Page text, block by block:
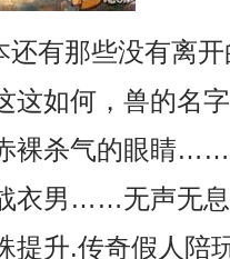
有那些没有离
这如何，兽的名
裸杀气的眼睛
衣男……无声无
提升.传奇假人陪